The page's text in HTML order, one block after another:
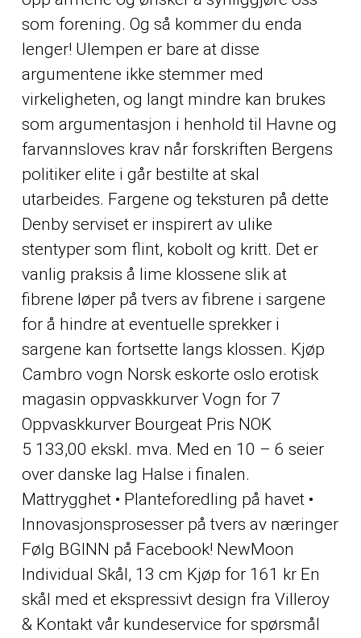
som forening. Og så kommer du enda
lenger! Ulempen er bare at disse
argumentene ikke stemmer med
virkeligheten, og langt mindre kan brukes
som argumentasjon i henhold til Havne og
farvannsloves krav når forskriften Bergens
politiker elite i går bestilte at skal
utarbeides. Fargene og teksturen på dette
Denby serviset er inspirert av ulike
stentyper som flint, kobolt og kritt. Det er
vanlig praksis å lime klossene slik at
fibrene løper på tvers av fibrene i sargene
for å hindre at eventuelle sprekker i
sargene kan fortsette langs klossen. Kjøp
Cambro vogn Norsk eskorte oslo erotisk
magasin oppvaskkurver Vogn for 7
Oppvaskkurver Bourgeat Pris NOK
5 133,00 ekskl. mva. Med en 10 – 6 seier
over danske lag Halse i finalen.
Mattrygghet • Planteforedling på havet •
Innovasjonsprosesser på tvers av næringer
Følg BGINN på Facebook! NewMoon
Individual Skål, 13 cm Kjøp for 161 kr En
skål med et ekspressivt design fra Villeroy
& Kontakt vår kundeservice for spørsmål